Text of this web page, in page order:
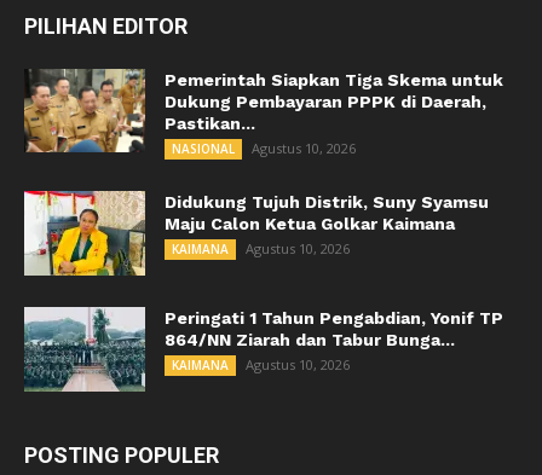
PILIHAN EDITOR
Pemerintah Siapkan Tiga Skema untuk
Dukung Pembayaran PPPK di Daerah,
Pastikan...
NASIONAL Agustus 10, 2026
Didukung Tujuh Distrik, Suny Syamsu
Maju Calon Ketua Golkar Kaimana
KAIMANA Agustus 10, 2026
Peringati 1 Tahun Pengabdian, Yonif TP
864/NN Ziarah dan Tabur Bunga...
KAIMANA Agustus 10, 2026
POSTING POPULER